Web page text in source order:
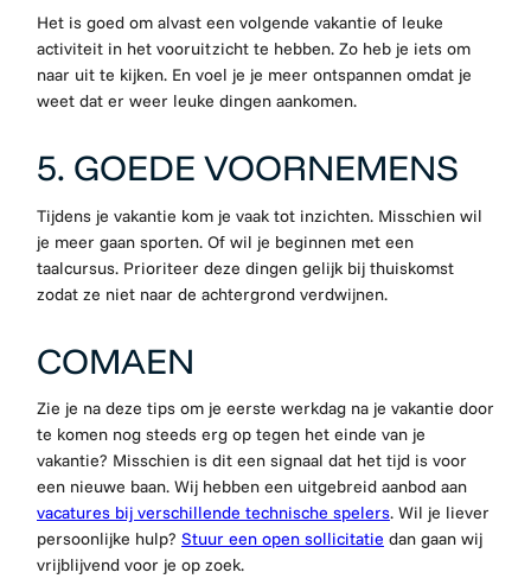
Het is goed om alvast een volgende vakantie of leuke
activiteit in het vooruitzicht te hebben. Zo heb je iets om
naar uit te kijken. En voel je je meer ontspannen omdat je
weet dat er weer leuke dingen aankomen.
5. GOEDE VOORNEMENS
Tijdens je vakantie kom je vaak tot inzichten. Misschien wil
je meer gaan sporten. Of wil je beginnen met een
taalcursus. Prioriteer deze dingen gelijk bij thuiskomst
zodat ze niet naar de achtergrond verdwijnen.
COMAEN
Zie je na deze tips om je eerste werkdag na je vakantie door
te komen nog steeds erg op tegen het einde van je
vakantie? Misschien is dit een signaal dat het tijd is voor
een nieuwe baan. Wij hebben een uitgebreid aanbod aan
vacatures bij verschillende technische spelers. Wil je liever
persoonlijke hulp? Stuur een open sollicitatie dan gaan wij
vrijblijvend voor je op zoek.